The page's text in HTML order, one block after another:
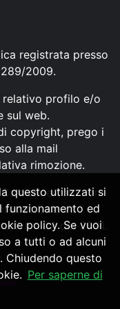
registrata presso
2009.
profilo e/o
sul web.
copyright, prego i
alla mail
rimozione.
non
senza
n.29 del 2001.
questo utilizzati si
funzionamento ed
policy. Se vuoi
a tutti o ad alcuni
Chiudendo questo
Per saperne di